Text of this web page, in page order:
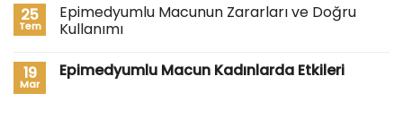
25
Tem
Epimedyumlu Macunun Zararları ve Doğru
Kullanımı
19
Mar
Epimedyumlu Macun Kadınlarda Etkileri